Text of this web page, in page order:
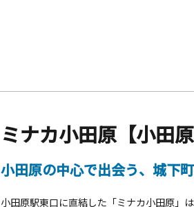
ミナカ小田原【小田原
小田原の中心で出会う、城下
小田原駅東口に直結した「ミナカ小田原」